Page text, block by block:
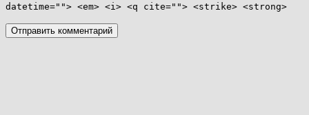
datetime=""> <em> <i> <q cite=""> <strike> <strong>